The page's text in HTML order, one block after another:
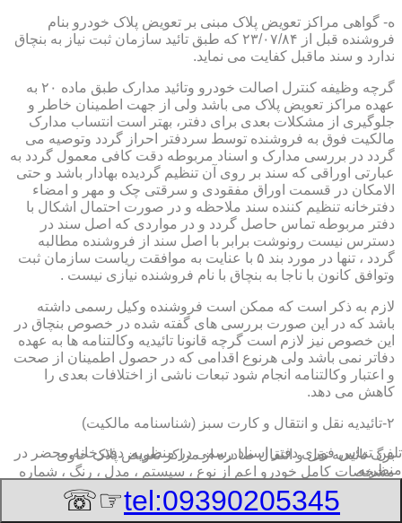
ه- گواهی مراکز تعویض پلاک مبنی بر تعویض پلاک خودرو بنام
فروشنده قبل از ۲۳/۰۷/۸۴ که طبق تائید سازمان ثبت نیاز به بنچاق
ندارد و سند ماقبل کفایت می نماید.
گرچه وظیفه کنترل اصالت خودرو وتائید مدارک طبق ماده ۲۰ به
عهده مراکز تعویض پلاک می باشد ولی از جهت اطمینان خاطر و
جلوگیری از مشکلات بعدی برای دفتر، بهتر است انتساب مدارک
مالکیت فوق به فروشنده توسط سردفتر احراز گردد وتوصیه می
گردد در بررسی مدارک و اسناد مربوطه دقت کافی معمول گردد به
عبارتی اوراقی که سند بر روی آن تنظیم گردیده بهادار باشد و حتی
الامکان در قسمت اوراق مفقودی و سرقتی چک و مهر و امضاء
دفترخانه تنظیم کننده سند ملاحظه و در صورت احتمال اشکال با
دفتر مربوطه تماس حاصل گردد و در مواردی که اصل سند در
دسترس نیست رونوشت برابر با اصل سند از فروشنده مطالبه
گردد ، تنها در مورد بند ۵ با عنایت به موافقت ریاست سازمان ثبت
وتوافق کانون با ناجا به بنچاق با نام فروشنده نیازی نیست .
لازم به ذکر است که ممکن است فروشنده وکیل رسمی داشته
باشد که در این صورت بررسی های گفته شده در خصوص بنچاق در
این خصوص نیز لازم است گرچه قانونا تائیدیه وکالتنامه ها به عهده
دفاتر نمی باشد ولی هرنوع اقدامی که در حصول اطمینان از صحت
و اعتبار وکالتنامه انجام شود تبعات ناشی از اختلافات بعدی را
کاهش می دهد.
۲-تائیدیه نقل و انتقال و کارت سبز (شناسنامه مالکیت)
برگ تائیدیه نقل و انتقال صادره از مراکز تعویض پلاک حاوی
مشخصات کامل خودرو اعم از نوع ، سیستم ، مدل ، رنگ ، شماره
صدر صفحه و مشخصات فروشنده و خریدار اعم از مشخصات
تلفن تماس فوریدفتر اسناد رسمی در منظریه, دفترخانه,محضر در
منظریه
tel:09390205345
☞☏